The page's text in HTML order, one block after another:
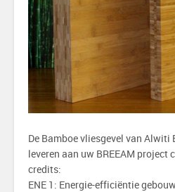
De Bamboe vliesgevel van Alwiti
leveren aan uw BREEAM
credits:
ENE 1: Energie-efficiëntie